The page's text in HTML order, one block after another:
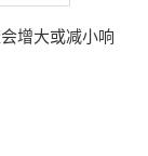
增大或减小响